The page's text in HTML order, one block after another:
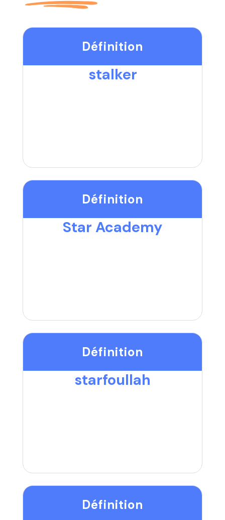
Définition
stalker
Définition
Star Academy
Définition
starfoullah
Définition